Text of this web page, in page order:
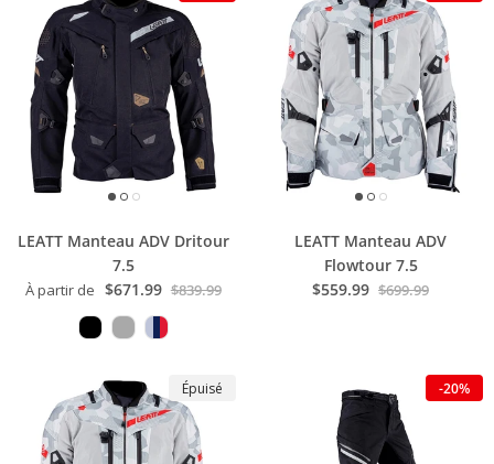
LEATT Manteau ADV Dritour
7.5
À partir de $671.99 $839.99
LEATT Manteau ADV
Flowtour 7.5
$559.99 $699.99
Épuisé -20%